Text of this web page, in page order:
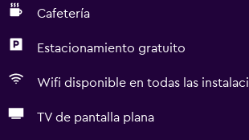
Cafetería
Estacionamiento gratuito
Wifi disponible en todas las
TV de pantalla plana